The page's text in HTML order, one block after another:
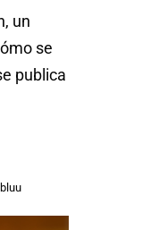
un
se
publica